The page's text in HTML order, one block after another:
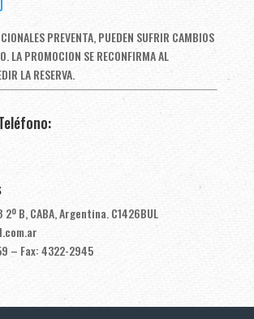
PREVENTA, PUEDEN SUFRIR CAMBIOS
LA PROMOCION SE RECONFIRMA AL
LA RESERVA.
B, CABA, Argentina. C1426BUL
– Fax: 4322-2945